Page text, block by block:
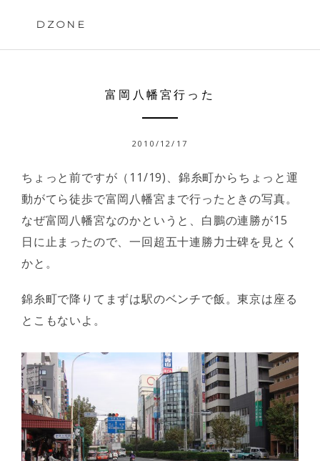
DZONE
富岡八幡宮行った
2010/12/17
ちょっと前ですが（11/19)、錦糸町からちょっと運
動がてら徒歩で富岡八幡宮まで行ったときの写真。
なぜ富岡八幡宮なのかというと、白鵬の連勝が15
日に止まったので、一回超五十連勝力士碑を見とく
かと。
錦糸町で降りてまずは駅のベンチで飯。東京は座る
とこもないよ。